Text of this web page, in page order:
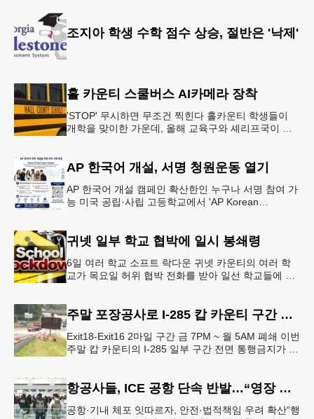
조지아 학생 수학 점수 상승, 절반은 '낙제'
홀 카운티 스쿨버스 AI카메라 장착
'STOP' 무시하면 무조건 찍힌다 홀카운티 학생들이
개학을 맞이한 가운데, 올해 교육구와 셰리프국이 학
AP 한국어 개설, 서명 청원운동 열기
AP 한국어 개설 캠페인 확산한인 누구나 서명 참여 가
능 미국 공립·사립 고등학교에서 'AP Korean
귀넷 일부 학교 협박에 일시 봉쇄령
6일 여러 학교 소프트 락다운 귀넷 카운티의 여러 학
교가 목요일 허위 협박 전화를 받아 일선 학교들에 일
주말 포장공사로 I-285 캅 카운티 구간 통행금지
Exit18-Exit16 2마일 구간 금 7PM ~ 월 5AM 폐쇄 이번
주말 캅 카운티의 I-285 일부 구간 전면 통행금지가 시
항공사들, ICE 공항 단속 반발…“영장 없인 협조 불가”
공항·기내 체포 잇따르자, 안전·법적책임 우려 확산“행